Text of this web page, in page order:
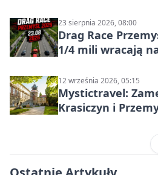
23 sierpnia 2026, 08:00
Drag Race
1/4 mili wracają
12 września 2026, 05:15
Mystictravel:
Krasiczyn i